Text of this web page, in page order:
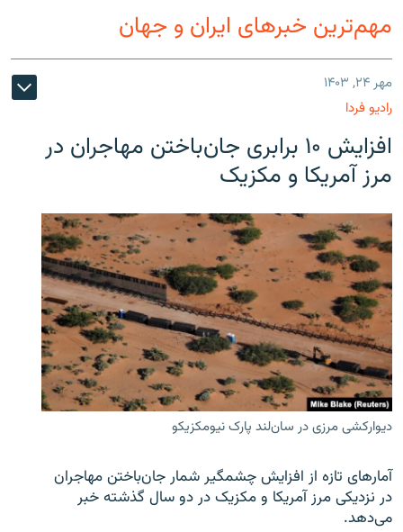
مهم‌ترین خبرهای ایران و جهان
مهر ۲۴, ۱۴۰۳
رادیو فردا
افزایش ۱۰ برابری جان‌باختن مهاجران در
مرز آمریکا و مکزیک
دیوارکشی مرزی در سان‌لند پارک نیومکزیکو
آمارهای تازه از افزایش چشمگیر شمار جان‌باختن مهاجران
در نزدیکی مرز آمریکا و مکزیک در دو سال گذشته خبر
می‌دهد.